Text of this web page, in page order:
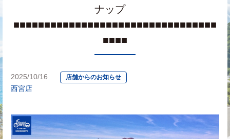
ナップ
■■■■■■■■■■■■■■■■■■■■■■■■■■■■■■■■■
■■■■
2025/10/16 店舗からのお知らせ
西宮店